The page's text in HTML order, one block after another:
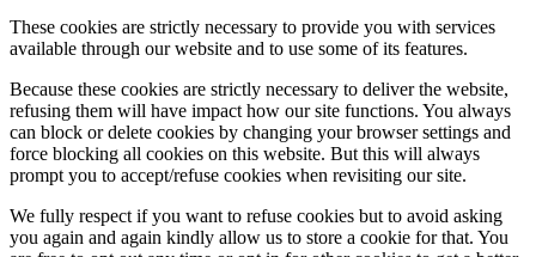
These cookies are strictly necessary to provide you with services
available through our website and to use some of its features.
Because these cookies are strictly necessary to deliver the website,
refusing them will have impact how our site functions. You always
can block or delete cookies by changing your browser settings and
force blocking all cookies on this website. But this will always
prompt you to accept/refuse cookies when revisiting our site.
We fully respect if you want to refuse cookies but to avoid asking
you again and again kindly allow us to store a cookie for that. You